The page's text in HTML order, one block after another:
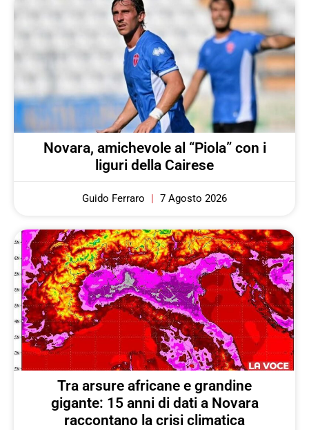
Novara, amichevole al “Piola” con i
liguri della Cairese
Guido Ferraro 7 Agosto 2026
Tra arsure africane e grandine
gigante: 15 anni di dati a Novara
raccontano la crisi climatica